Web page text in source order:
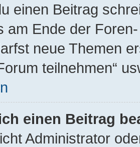
einen Beitrag
am Ende der
neue Themen
teilnehmen“
einen Beitrag
Administrator